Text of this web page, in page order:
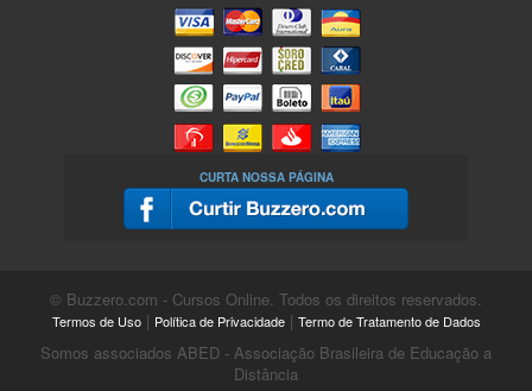
CURTA NOSSA PÁGINA
© Buzzero.com - Cursos Online. Todos os direitos reservados.
Termos de Uso| Política de Privacidade| Termo de Tratamento de Dados
Somos associados ABED - Associação Brasileira de Educação a
Distância